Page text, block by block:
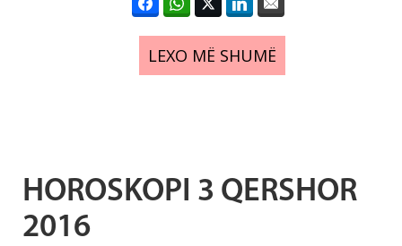
LEXO MË SHUMË
HOROSKOPI 3 QERSHOR
2016